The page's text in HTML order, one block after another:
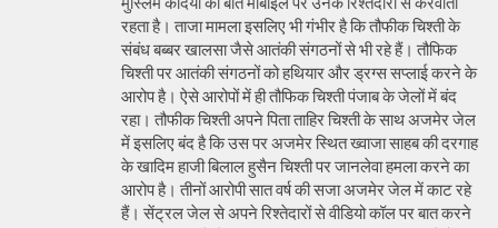
रहता है। ताजा मामला इसलिए भी गंभीर है कि तौफीक चिश्ती के
संबंध बब्बर खालसा जैसे आतंकी संगठनों से भी रहे हैं। तौफिक
चिश्ती पर आतंकी संगठनों को हथियार और ड्रग्स सप्लाई करने के
आरोप है। ऐसे आरोपों में ही तौफिक चिश्ती पंजाब के जेलों में बंद
रहा। तौफीक चिश्ती अपने पिता ताहिर चिश्ती के साथ अजमेर जेल
में इसलिए बंद है कि उस पर अजमेर स्थित ख्वाजा साहब की दरगाह
के खादिम हाजी बिलाल हुसैन चिश्ती पर जानलेवा हमला करने का
आरोप है। तीनों आरोपी सात वर्ष की सजा अजमेर जेल में काट रहे
हैं। सेंट्रल जेल से अपने रिश्तेदारों से वीडियो कॉल पर बात करने